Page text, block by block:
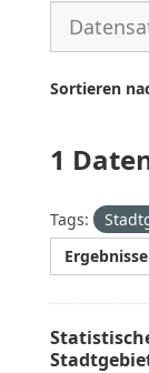
Sortieren
1
Tags: